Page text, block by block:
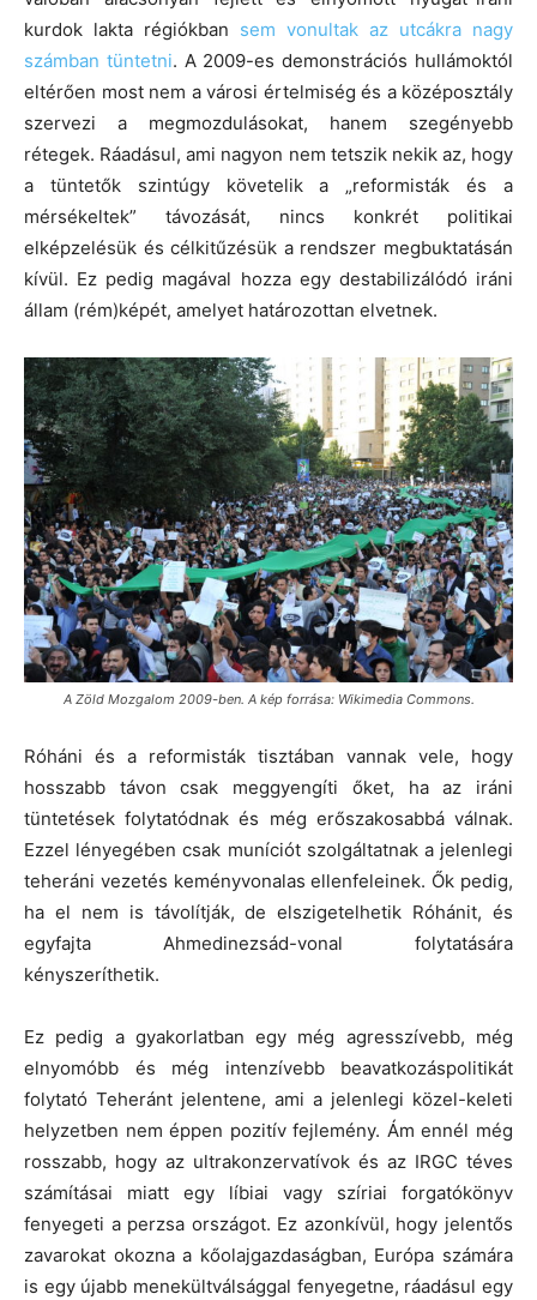
kurdok lakta régiókban sem vonultak az utcákra nagy
számban tüntetni. A 2009-es demonstrációs hullámoktól
eltérően most nem a városi értelmiség és a középosztály
szervezi a megmozdulásokat, hanem szegényebb
rétegek. Ráadásul, ami nagyon nem tetszik nekik az, hogy
a tüntetők szintúgy követelik a „reformisták és a
mérsékeltek” távozását, nincs konkrét politikai
elképzelésük és célkitűzésük a rendszer megbuktatásán
kívül. Ez pedig magával hozza egy destabilizálódó iráni
állam (rém)képét, amelyet határozottan elvetnek.
A Zöld Mozgalom 2009-ben. A kép forrása: Wikimedia Commons.
Róháni és a reformisták tisztában vannak vele, hogy
hosszabb távon csak meggyengíti őket, ha az iráni
tüntetések folytatódnak és még erőszakosabbá válnak.
Ezzel lényegében csak muníciót szolgáltatnak a jelenlegi
teheráni vezetés keményvonalas ellenfeleinek. Ők pedig,
ha el nem is távolítják, de elszigetelhetik Róhánit, és
egyfajta Ahmedinezsád-vonal folytatására
kényszeríthetik.
Ez pedig a gyakorlatban egy még agresszívebb, még
elnyomóbb és még intenzívebb beavatkozáspolitikát
folytató Teheránt jelentene, ami a jelenlegi közel-keleti
helyzetben nem éppen pozitív fejlemény. Ám ennél még
rosszabb, hogy az ultrakonzervatívok és az IRGC téves
számításai miatt egy líbiai vagy szíriai forgatókönyv
fenyegeti a perzsa országot. Ez azonkívül, hogy jelentős
zavarokat okozna a kőolajgazdaságban, Európa számára
is egy újabb menekültválsággal fenyegetne, ráadásul egy